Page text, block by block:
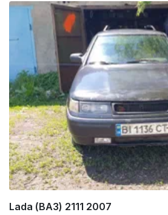
Lada (ВАЗ) 2111 2007